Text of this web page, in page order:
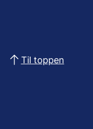
Til toppen